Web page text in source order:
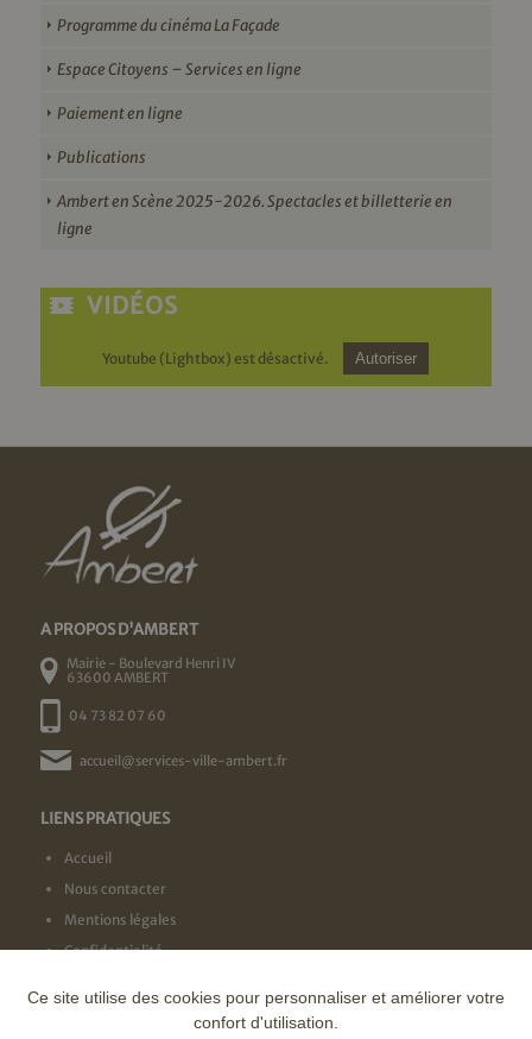
Programme du cinéma La Façade
Espace Citoyens – Services en ligne
Paiement en ligne
Publications
Ambert en Scène 2025-2026. Spectacles et billetterie en
ligne
VIDÉOS
Youtube (Lightbox) est désactivé. Autoriser
A PROPOS D'AMBERT
Mairie - Boulevard Henri IV
63600 AMBERT
04 73 82 07 60
accueil@services-ville-ambert.fr
LIENS PRATIQUES
Accueil
Nous contacter
Mentions légales
Confidentialité
NOS LABELS
Ce site utilise des cookies pour personnaliser et améliorer votre
confort d'utilisation.